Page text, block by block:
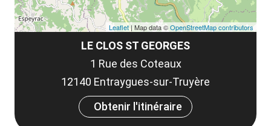
LE CLOS ST GEORGES
1 Rue des Coteaux
12140 Entraygues-sur-Truyère
Obtenir l'itinéraire
Leaflet | Map data ©OpenStreetMap contributors